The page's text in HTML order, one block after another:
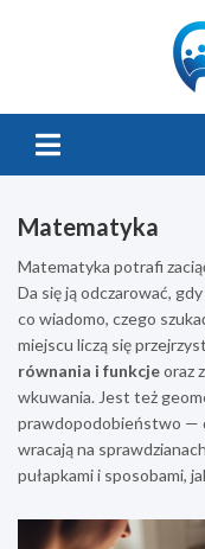
Matematyka
Matematyka potrafi
Da się ją odczarować,
co wiadomo, czego
miejscu liczą się
równania i funkcjeoraz
wkuwania. Jest też
prawdopodobieństwo —
wracają na
pułapkami i sposobami,